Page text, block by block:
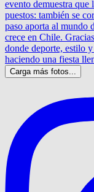
Carga más fotos...